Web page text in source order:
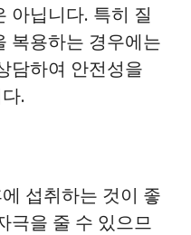
아닙니다. 특히 질
복용하는 경우에는
담하여 안전성을
.
섭취하는 것이 좋
극을 줄 수 있으므